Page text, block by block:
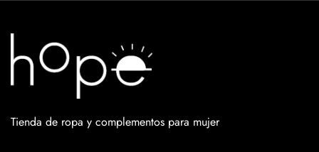
Tienda de ropa y complementos para mujer